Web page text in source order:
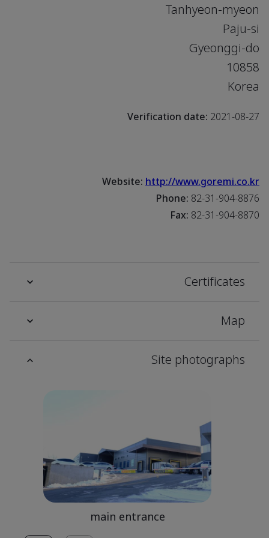
Tanhyeon-myeon
Paju-si
Gyeonggi-do
10858
Korea
Verification date:2021-08-27
Website:http://www.goremi.co.kr
Phone:82-31-904-8876
Fax:82-31-904-8870
Certificates
Map
Site photographs
main entrance